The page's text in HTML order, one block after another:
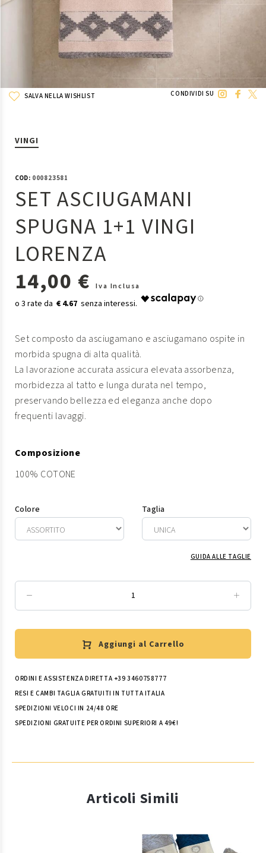
SALVA NELLA WISHLIST CONDIVIDI SU
VINGI
COD:000823581
SET ASCIUGAMANI
SPUGNA 1+1 VINGI
LORENZA
14,00 €
Iva Inclusa
€ 4.67
Set composto da asciugamano e asciugamano ospite in
morbida spugna di alta qualità.
La lavorazione accurata assicura elevata assorbenza,
morbidezza al tatto e lunga durata nel tempo,
preservando bellezza ed eleganza anche dopo
frequenti lavaggi.
Composizione
100% COTONE
Colore Taglia
GUIDA ALLE TAGLIE
Aggiungi al Carrello
ORDINI E ASSISTENZA DIRETTA +39 3460758777
RESI E CAMBI TAGLIA GRATUITI IN TUTTA ITALIA
SPEDIZIONI VELOCI IN 24/48 ORE
SPEDIZIONI GRATUITE PER ORDINI SUPERIORI A 49€!
Articoli Simili